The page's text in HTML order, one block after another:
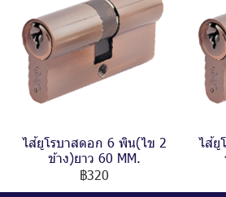
ไส้ยูโรบาสดอก 6 พิน(ไข 2
ข้าง)ยาว 60 MM.
฿320
ไส้ยู